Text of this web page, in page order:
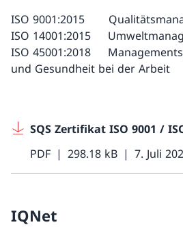
ISO 9001:2015
ISO 14001:2015
ISO 45001:2018
und Gesundheit bei der Arbeit
SQS Zertifikat ISO 9001 /
PDF
298.18 kB 7. Juli
IQNet